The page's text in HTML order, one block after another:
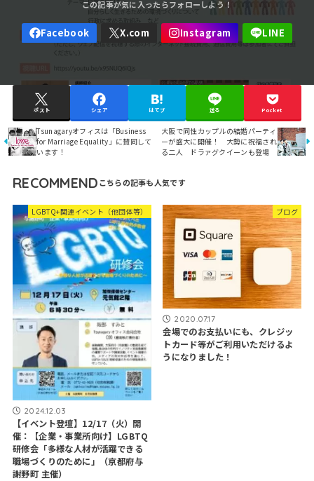
ポスト シェア はてブ 送る Pocket
Tsunagaryオフィスは「Business
for Marriage Equality」に賛同して
います！
大阪で同性カップルの結婚パーティ
ーが盛大に開催！ 大勢に祝福され
る二人 ドラァグクイーンも登場
RECOMMEND
LGBTQ+関連イベント（他団体等）
2024.12.03
【イベント登壇】12/17（火）開
催：【企業・事業所向け】LGBTQ
研修会「多様な人材が活躍できる
職場づくりのために」（京都府与
謝野町 主催）
ブログ
2020.07.17
会場でのお支払いにも、クレジッ
トカード等がご利用いただけるよ
うになりました！